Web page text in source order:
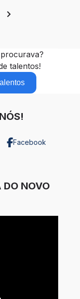
talentos!
Facebook
NOVO